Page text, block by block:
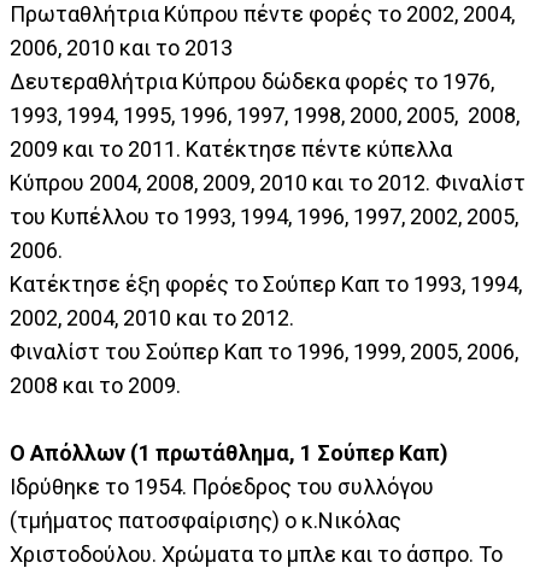
Πρωταθλήτρια Κύπρου πέντε φορές το 2002, 2004,
2006, 2010 και το 2013
Δευτεραθλήτρια Κύπρου δώδεκα φορές το 1976,
1993, 1994, 1995, 1996, 1997, 1998, 2000, 2005, 2008,
2009 και το 2011. Κατέκτησε πέντε κύπελλα
Κύπρου 2004, 2008, 2009, 2010 και το 2012. Φιναλίστ
του Κυπέλλου το 1993, 1994, 1996, 1997, 2002, 2005,
2006.
Κατέκτησε έξη φορές το Σούπερ Καπ το 1993, 1994,
2002, 2004, 2010 και το 2012.
Φιναλίστ του Σούπερ Καπ το 1996, 1999, 2005, 2006,
2008 και το 2009.
Ο Απόλλων (1 πρωτάθλημα, 1 Σούπερ Καπ)
Ιδρύθηκε το 1954. Πρόεδρος του συλλόγου
(τμήματος πατοσφαίρισης) ο κ.Νικόλας
Χριστοδούλου. Χρώματα το μπλε και το άσπρο. Το